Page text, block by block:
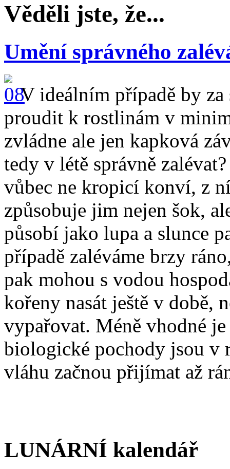
Věděli jste, že...
Umění správného
V ideálním případě by za
proudit k rostlinám v
zvládne ale jen kapková
tedy v létě správně
vůbec ne kropicí konví, z
způsobuje jim nejen šok,
působí jako lupa a slunce
případě zaléváme brzy
pak mohou s vodou
kořeny nasát ještě v době,
vypařovat. Méně vhodné
biologické pochody jsou v
vláhu začnou přijímat až
LUNÁRNÍ kalendář